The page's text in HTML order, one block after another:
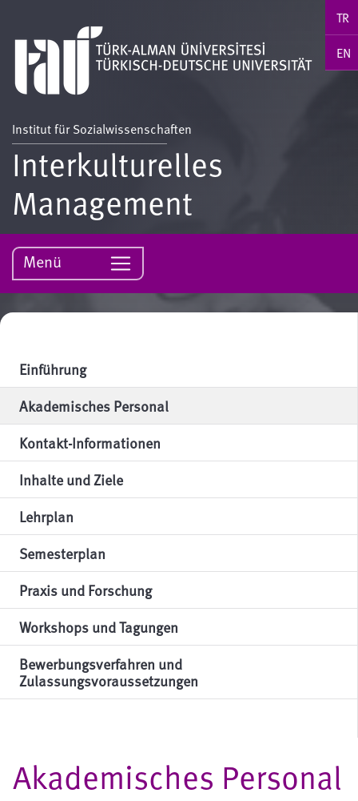
TR
EN
Institut für Sozialwissenschaften
Interkulturelles
Management
Menü
Einführung
Akademisches Personal
Kontakt-Informationen
Inhalte und Ziele
Lehrplan
Semesterplan
Praxis und Forschung
Workshops und Tagungen
Bewerbungsverfahren und
Zulassungsvoraussetzungen
Akademisches Personal